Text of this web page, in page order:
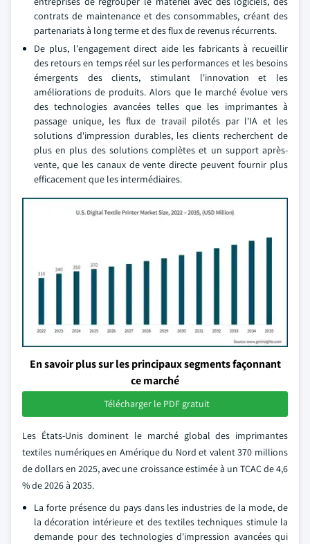
contrats de maintenance et des consommables, créant des
partenariats à long terme et des flux de revenus récurrents.
De plus, l'engagement direct aide les fabricants à recueillir
des retours en temps réel sur les performances et les besoins
émergents des clients, stimulant l'innovation et les
améliorations de produits. Alors que le marché évolue vers
des technologies avancées telles que les imprimantes à
passage unique, les flux de travail pilotés par l'IA et les
solutions d'impression durables, les clients recherchent de
plus en plus des solutions complètes et un support après-
vente, que les canaux de vente directe peuvent fournir plus
efficacement que les intermédiaires.
En savoir plus sur les principaux segments façonnant
ce marché
Télécharger le PDF gratuit
Les États-Unis dominent le marché global des imprimantes
textiles numériques en Amérique du Nord et valent 370 millions
de dollars en 2025, avec une croissance estimée à un TCAC de 4,6
% de 2026 à 2035.
La forte présence du pays dans les industries de la mode, de
la décoration intérieure et des textiles techniques stimule la
demande pour des technologies d'impression avancées qui